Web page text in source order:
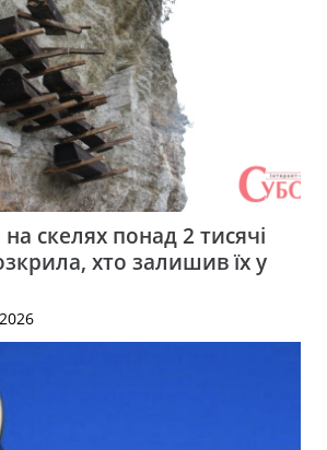
скелях понад 2 тисячі
хто залишив їх у